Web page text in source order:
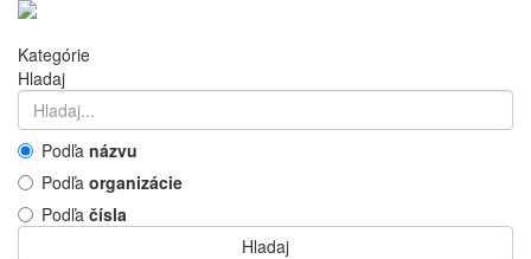
Kategórie
Hladaj
Podľa názvu
Podľa organizácie
Podľa čísla
Hladaj